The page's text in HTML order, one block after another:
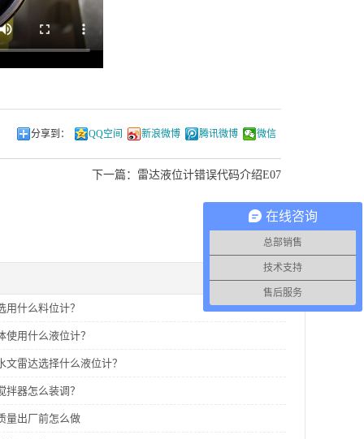
分享到： QQ空间 新浪微博 腾讯微博 微信
下一篇： 雷达液位计错误代码介绍E07
用什么料位计？
使用什么液位计？
文雷达选择什么液位计？
拌器怎么装调？
量出厂前怎么做
在线咨询
总部销售
技术支持
售后服务